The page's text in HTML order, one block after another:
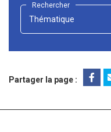
Rechercher
Choisir
Partager la page :